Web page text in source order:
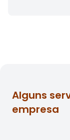
Alguns
empresa